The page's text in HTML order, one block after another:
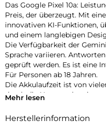
Das Google Pixel 10a:
Preis, der überzeugt. Mit
innovativen KI-Funktionen,
und einem langlebigen
Die Verfügbarkeit der
Sprache variieren.
geprüft werden. Es ist eine
Für Personen ab 18 Jahren.
Die Akkulaufzeit ist von
durch die Nutzung
Zeit verwaltet die Pixel-
Mehr lesen
Herstellerinformation